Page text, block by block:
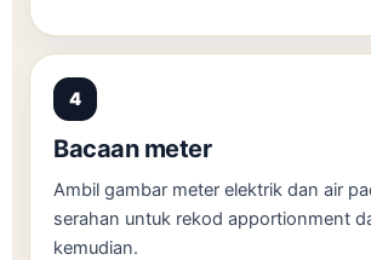
Bacaan meter
Ambil gambar meter elektrik dan air
serahan untuk rekod apportionment
kemudian.